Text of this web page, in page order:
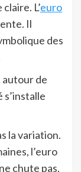
L’euro
Il
des
autour de
s’installe
la variation.
l’euro
chute pas.